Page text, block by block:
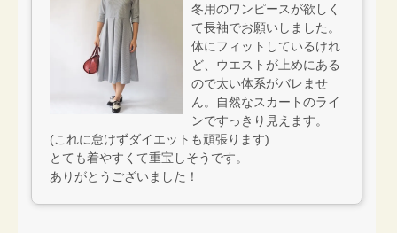
冬用のワンピースが欲しく
て長袖でお願いしました。
体にフィットしているけれ
ど、ウエストが上めにある
ので太い体系がバレませ
ん。自然なスカートのライ
ンですっきり見えます。
(これに怠けずダイエットも頑張ります)
とても着やすくて重宝しそうです。
ありがとうございました！